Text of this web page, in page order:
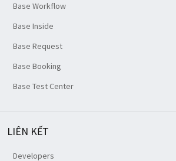
Base Workflow
Base Inside
Base Request
Base Booking
Base Test Center
LIÊN KẾT
Developers